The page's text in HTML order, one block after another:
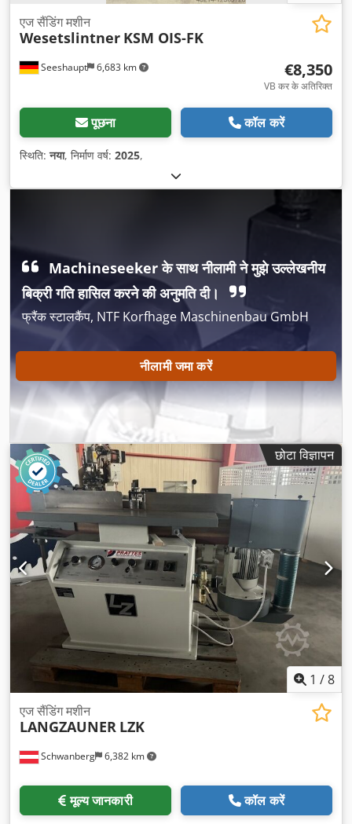
Seeshaupt 6,683 km
एज सैंडिंग मशीन
Wesetslintner KSM OIS-FK
€8,350
VB कर के अतिरिक्त
पूछना कॉल करें
स्थिति:नया, निर्माण वर्ष: 2025,
Machineseeker के साथ नीलामी ने मुझे उल्लेखनीय
बिक्री गति हासिल करने की अनुमति दी।
फ्रैंक स्टालकैंप, NTF Korfhage Maschinenbau GmbH
नीलामी जमा करें
छोटा विज्ञापन
1 /8
Schwanberg 6,382 km
एज सैंडिंग मशीन
LANGZAUNER LZK
मूल्य जानकारी कॉल करें